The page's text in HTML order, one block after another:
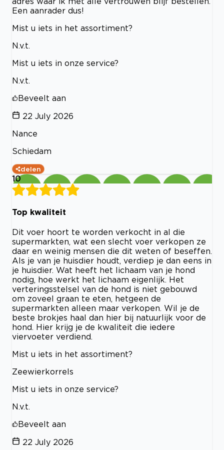
Een aanrader dus!
Mist u iets in het assortiment?
N.v.t.
Mist u iets in onze service?
N.v.t.
Beveelt aan
22 July 2026
Nance
Schiedam
delen
10
Top kwaliteit
Dit voer hoort te worden verkocht in al die
supermarkten, wat een slecht voer verkopen ze
daar en weinig mensen die dit weten of beseffen.
Als je van je huisdier houdt, verdiep je dan eens in
je huisdier. Wat heeft het lichaam van je hond
nodig, hoe werkt het lichaam eigenlijk. Het
verteringsstelsel van de hond is niet gebouwd
om zoveel graan te eten, hetgeen de
supermarkten alleen maar verkopen. Wil je de
beste brokjes haal dan hier bij natuurlijk voor de
hond. Hier krijg je de kwaliteit die iedere
viervoeter verdiend.
Mist u iets in het assortiment?
Zeewierkorrels
Mist u iets in onze service?
N.v.t.
Beveelt aan
22 July 2026